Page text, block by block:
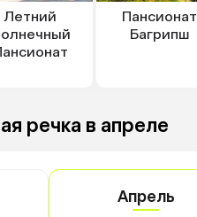
Летний
Пансионат
Багрипш
речка в апреле
Апрель